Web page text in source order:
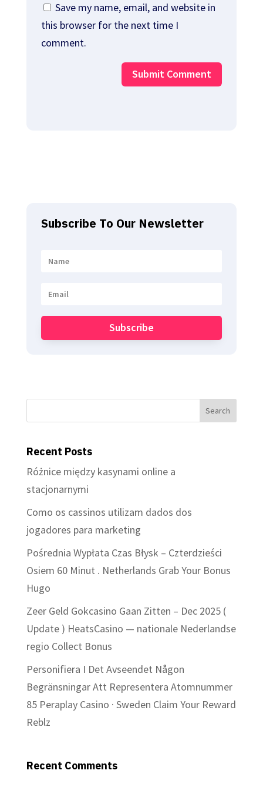
Save my name, email, and website in
this browser for the next time I
comment.
Submit Comment
Subscribe To Our Newsletter
Subscribe
Recent Posts
Różnice między kasynami online a
stacjonarnymi
Como os cassinos utilizam dados dos
jogadores para marketing
Pośrednia Wypłata Czas Błysk – Czterdzieści
Osiem 60 Minut . Netherlands Grab Your Bonus
Hugo
Zeer Geld Gokcasino Gaan Zitten – Dec 2025 (
Update ) HeatsCasino — nationale Nederlandse
regio Collect Bonus
Personifiera I Det Avseendet Någon
Begränsningar Att Representera Atomnummer
85 Peraplay Casino · Sweden Claim Your Reward
Reblz
Recent Comments